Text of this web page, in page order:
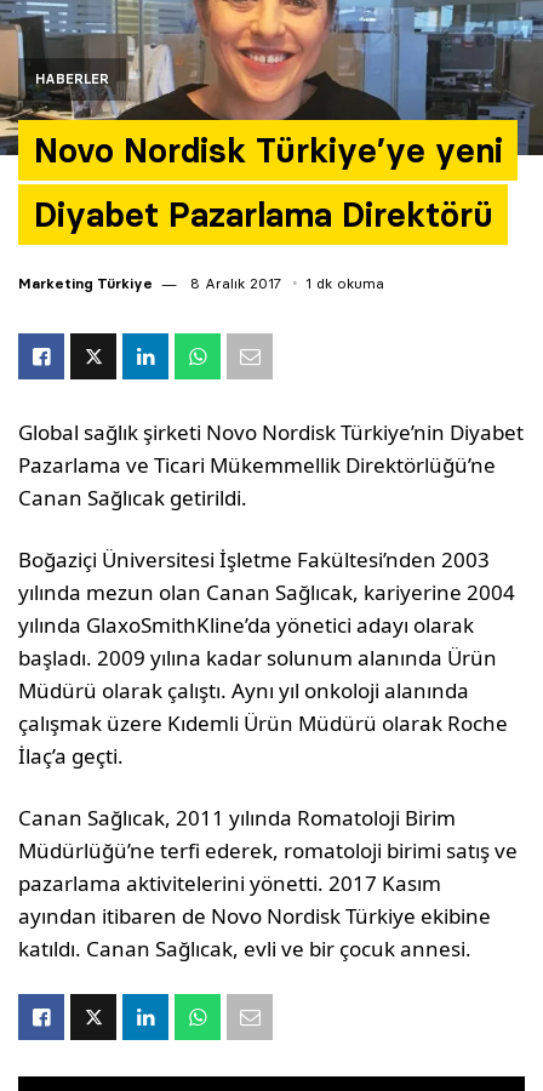
HABERLER
Novo Nordisk Türkiye’ye yeni
Diyabet Pazarlama Direktörü
Marketing Türkiye 8 Aralık 2017 1 dk okuma
Global sağlık şirketi Novo Nordisk Türkiye’nin Diyabet
Pazarlama ve Ticari Mükemmellik Direktörlüğü’ne
Canan Sağlıcak getirildi.
Boğaziçi Üniversitesi İşletme Fakültesi’nden 2003
yılında mezun olan Canan Sağlıcak, kariyerine 2004
yılında GlaxoSmithKline’da yönetici adayı olarak
başladı. 2009 yılına kadar solunum alanında Ürün
Müdürü olarak çalıştı. Aynı yıl onkoloji alanında
çalışmak üzere Kıdemli Ürün Müdürü olarak Roche
İlaç’a geçti.
Canan Sağlıcak, 2011 yılında Romatoloji Birim
Müdürlüğü’ne terfi ederek, romatoloji birimi satış ve
pazarlama aktivitelerini yönetti. 2017 Kasım
ayından itibaren de Novo Nordisk Türkiye ekibine
katıldı. Canan Sağlıcak, evli ve bir çocuk annesi.